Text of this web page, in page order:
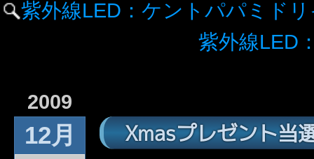
紫外線LED：ケントパパミド
紫外線LED
2009
12月 Xmasプレゼント当